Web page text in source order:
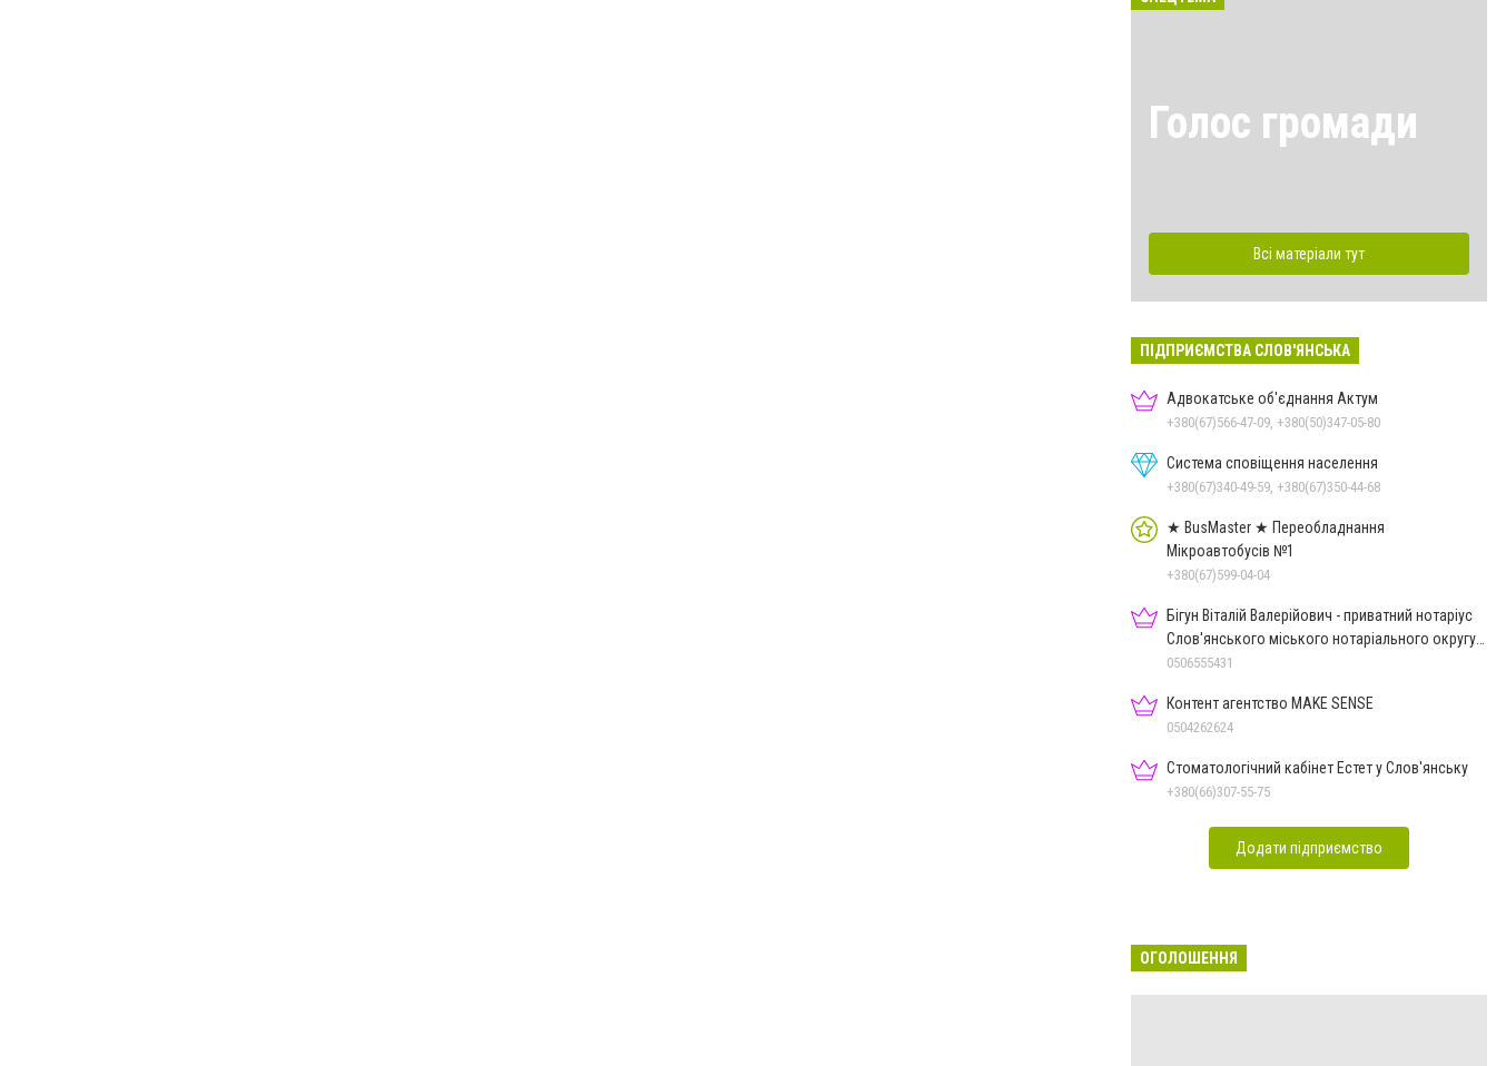
Голос громади
Всі матеріали тут
ПІДПРИЄМСТВА СЛОВ'ЯНСЬКА
Адвокатське об'єднання Актум
+380(67)566-47-09, +380(50)347-05-80
Система сповіщення населення
+380(67)340-49-59, +380(67)350-44-68
★ BusMaster ★ Переобладнання
Мікроавтобусів №1
+380(67)599-04-04
Бігун Віталій Валерійович - приватний нотаріус
Слов'янського міського нотаріального округу
Дон.обл.
0506555431
Контент агентство MAKE SENSE
0504262624
Стоматологічний кабінет Естет у Слов'янську
+380(66)307-55-75
Додати підприємство
ОГОЛОШЕННЯ